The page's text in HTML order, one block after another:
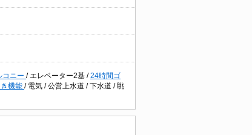
コニー / エレベーター2基 /24時間ゴ
機能 / 電気 /公営上水道 /下水道 / 眺